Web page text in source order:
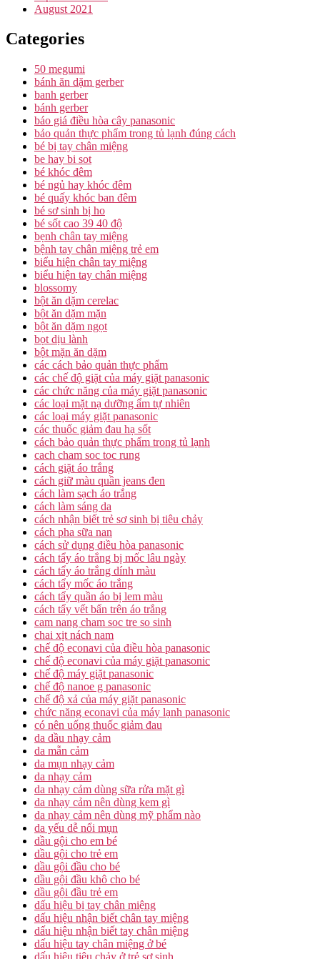
August 2021
Categories
50 megumi
bánh ăn dặm gerber
banh gerber
bánh gerber
báo giá điều hòa cây panasonic
bảo quản thực phẩm trong tủ lạnh đúng cách
bé bị tay chân miệng
be hay bi sot
bé khóc đêm
bé ngủ hay khóc đêm
bé quấy khóc ban đêm
bé sơ sinh bị ho
bé sốt cao 39 40 độ
bẹnh chân tay miệng
bệnh tay chân miệng trẻ em
biểu hiện chân tay miệng
biểu hiện tay chân miệng
blossomy
bột ăn dặm cerelac
bột ăn dặm mặn
bột ăn dặm ngọt
bọt dịu lành
bột mặn ăn dặm
các cách bảo quản thực phẩm
các chế độ giặt của máy giặt panasonic
các chức năng của máy giặt panasonic
các loại mặt nạ dưỡng ẩm tự nhiên
các loại máy giặt panasonic
các thuốc giảm đau hạ sốt
cách bảo quản thực phẩm trong tủ lạnh
cach cham soc toc rung
cách giặt áo trắng
cách giữ màu quần jeans đen
cách làm sạch áo trắng
cách làm sáng da
cách nhận biết trẻ sơ sinh bị tiêu chảy
cách pha sữa nan
cách sử dụng điều hòa panasonic
cách tẩy áo trắng bị mốc lâu ngày
cách tẩy áo trắng dính màu
cách tẩy mốc áo trắng
cách tẩy quần áo bị lem màu
cách tẩy vết bẩn trên áo trắng
cam nang cham soc tre so sinh
chai xịt nách nam
chế độ econavi của điều hòa panasonic
chế độ econavi của máy giặt panasonic
chế độ máy giặt panasonic
chế độ nanoe g panasonic
chế độ xả của máy giặt panasonic
chức năng econavi của máy lạnh panasonic
có nên uống thuốc giảm đau
da dầu nhạy cảm
da mẫn cảm
da mụn nhạy cảm
da nhạy cảm
da nhạy cảm dùng sữa rửa mặt gì
da nhạy cảm nên dùng kem gì
da nhạy cảm nên dùng mỹ phẩm nào
da yếu dễ nổi mụn
dầu gội cho em bé
dầu gội cho trẻ em
dầu gội đầu cho bé
dầu gội đầu khô cho bé
dầu gội đầu trẻ em
dấu hiệu bị tay chân miệng
dấu hiệu nhận biết chân tay miệng
dấu hiệu nhận biết tay chân miệng
dấu hiệu tay chân miệng ở bé